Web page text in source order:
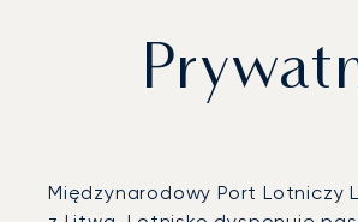
Międzynarodowy Port Lotniczy